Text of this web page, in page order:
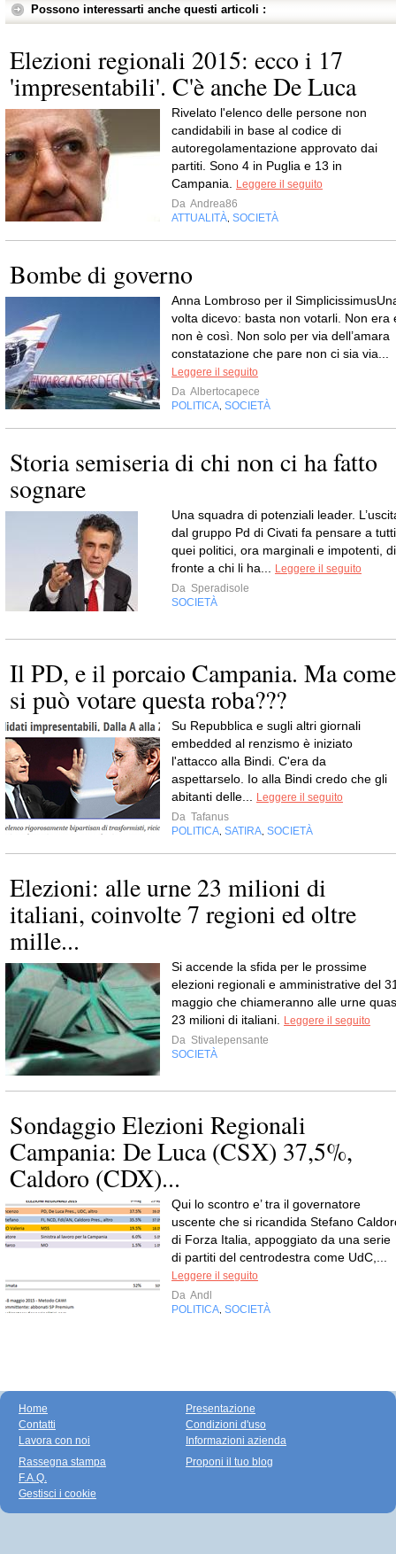
Possono interessarti anche questi articoli :
Elezioni regionali 2015: ecco i 17
'impresentabili'. C'è anche De Luca
Rivelato l'elenco delle persone non
candidabili in base al codice di
autoregolamentazione approvato dai
partiti. Sono 4 in Puglia e 13 in
Campania.
Leggere il seguito
Da Andrea86
ATTUALITÀ SOCIETÀ
Bombe di governo
Anna Lombroso per il
volta dicevo: basta non votarli. Non era
non è così. Non solo per via dell’amara
constatazione che pare non ci sia via...
Leggere il seguito
Da Albertocapece
POLITICA SOCIETÀ
Storia semiseria di chi non ci ha fatto
sognare
Una squadra di potenziali leader.
dal gruppo Pd di Civati fa pensare a tutti
quei politici, ora marginali e impotenti, di
fronte a chi li ha...
Leggere il seguito
Da Speradisole
SOCIETÀ
Il PD, e il porcaio Campania. Ma come
si può votare questa roba???
Su Repubblica e sugli altri giornali
embedded al renzismo è iniziato
l'attacco alla Bindi. C'era da
aspettarselo. Io alla Bindi credo che gli
abitanti delle...
Leggere il seguito
Da Tafanus
POLITICA SATIRA SOCIETÀ
Elezioni: alle urne 23 milioni di
italiani, coinvolte 7 regioni ed oltre
mille...
Si accende la sfida per le prossime
elezioni regionali e amministrative del
maggio che chiameranno alle urne
23 milioni di italiani.
Leggere il seguito
Da Stivalepensante
SOCIETÀ
Sondaggio Elezioni Regionali
Campania: De Luca (CSX) 37,5%,
Caldoro (CDX)...
Qui lo scontro e’ tra il governatore
uscente che si ricandida Stefano
di Forza Italia, appoggiato da una serie
di partiti del centrodestra come UdC,...
Leggere il seguito
Da Andl
POLITICA SOCIETÀ
Home
Contatti
Lavora con noi
Presentazione
Condizioni d'uso
Informazioni azienda
Rassegna stampa
F.A.Q.
Gestisci i cookie
Proponi il tuo blog